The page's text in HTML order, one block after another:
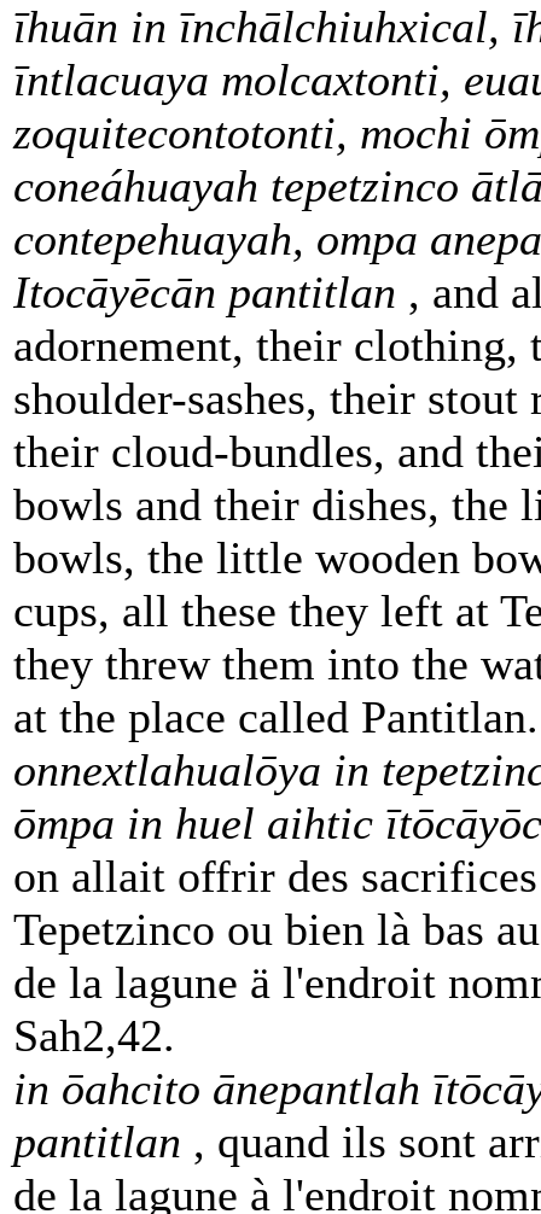
īhuān in īnchālchiuhxical,
īntlacuaya molcaxtonti,
zoquitecontotonti, mochi
coneáhuayah tepetzinco
contepehuayah, ompa
Itocāyēcān pantitlan , and
adornement, their clothing,
shoulder-sashes, their stout
their cloud-bundles, and
bowls and their dishes, the
bowls, the little wooden
cups, all these they left at
they threw them into the
at the place called
onnextlahualōya in
ōmpa in huel aihtic
on allait offrir des
Tepetzinco ou bien là bas
de la lagune ä l'endroit
Sah2,42.
in ōahcito ānepantlah
pantitlan , quand ils sont
de la lagune à l'endroit